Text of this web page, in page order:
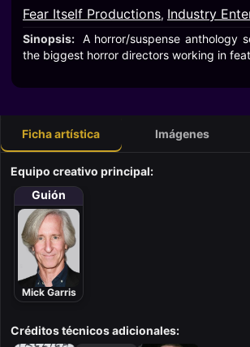
Fear Itself Productions, Industry
Sinopsis: A horror/suspense anthology
the biggest horror directors working in
Ficha artística Imágenes
Equipo creativo principal:
Guión
Mick Garris
Créditos técnicos adicionales: